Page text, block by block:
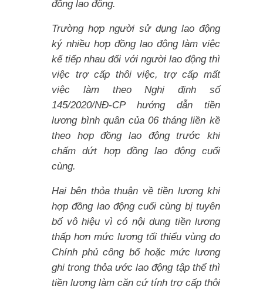
đồng lao động.
Trường hợp người sử dụng lao động
ký nhiều hợp đồng lao động làm việc
kế tiếp nhau đối với người lao động thì
việc trợ cấp thôi việc, trợ cấp mất
việc làm theo Nghị định số
145/2020/NĐ-CP hướng dẫn tiền
lương bình quân của 06 tháng liền kề
theo hợp đồng lao động trước khi
chấm dứt hợp đồng lao động cuối
cùng.
Hai bên thỏa thuận về tiền lương khi
hợp đồng lao động cuối cùng bị tuyên
bố vô hiệu vì có nội dung tiền lương
thấp hơn mức lương tối thiểu vùng do
Chính phủ công bố hoặc mức lương
ghi trong thỏa ước lao động tập thể thì
tiền lương làm căn cứ tính trợ cấp thôi